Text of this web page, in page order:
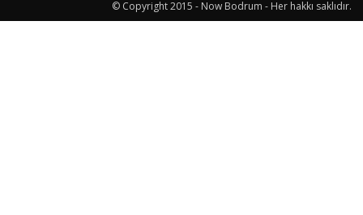
© Copyright 2015 - Now Bodrum - Her hakkı saklıdır.